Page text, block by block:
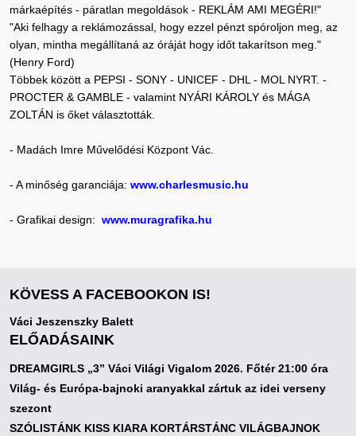
márkaépítés - páratlan megoldások - REKLÁM AMI MEGÉRI!"
"Aki felhagy a reklámozással, hogy ezzel pénzt spóroljon meg, az
olyan, mintha megállítaná az óráját hogy időt takarítson meg."
(Henry Ford)
Többek között a PEPSI - SONY - UNICEF - DHL - MOL NYRT. -
PROCTER & GAMBLE - valamint NYÁRI KÁROLY és MÁGA
ZOLTÁN is őket választották.
- Madách Imre Művelődési Központ Vác.
- A minőség garanciája: www.charlesmusic.hu
- Grafikai design: www.muragrafika.hu
KÖVESS A FACEBOOKON IS!
Váci Jeszenszky Balett
ELŐADÁSAINK
DREAMGIRLS „3” Váci Világi Vigalom 2026. Főtér 21:00 óra
Világ- és Európa-bajnoki aranyakkal zártuk az idei verseny
szezont
SZÓLISTÁNK KISS KIARA KORTÁRSTÁNC VILÁGBAJNOK